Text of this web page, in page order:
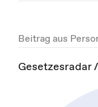
Beitrag aus
Gesetzesradar